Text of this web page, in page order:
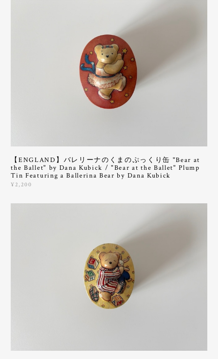
【ENGLAND】バレリーナのくまのぷっくり缶 "Bear at
the Ballet" by Dana Kubick / "Bear at the Ballet" Plump
Tin Featuring a Ballerina Bear by Dana Kubick
¥2,200